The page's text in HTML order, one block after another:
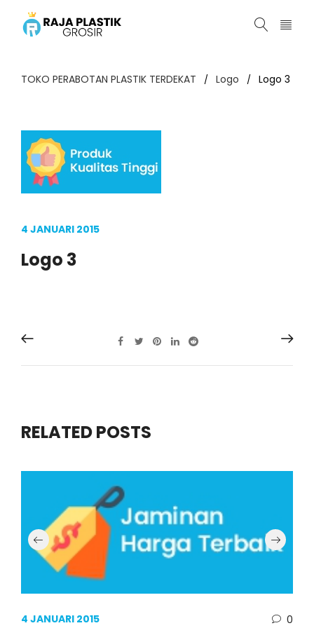
TOKO PERABOTAN PLASTIK TERDEKAT / Logo / Logo 3
4 JANUARI 2015
Logo 3
RELATED POSTS
4 JANUARI 2015 0